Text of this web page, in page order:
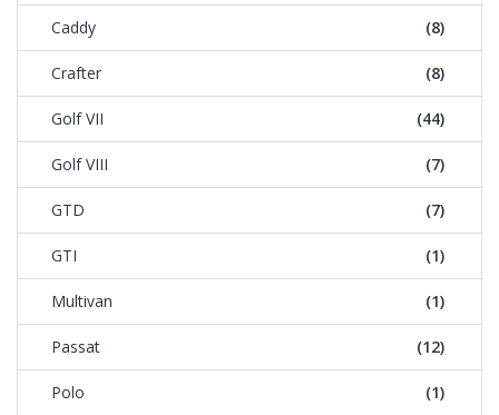
Caddy (8)
Crafter (8)
Golf VII (44)
Golf VIII (7)
GTD (7)
GTI (1)
Multivan (1)
Passat (12)
Polo (1)